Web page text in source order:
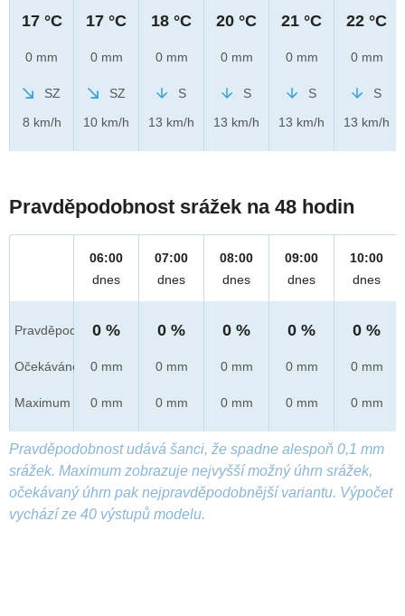
17 °C
0 mm
SZ
8 km/h
17 °C
0 mm
SZ
10 km/h
18 °C
0 mm
S
13 km/h
20 °C
0 mm
S
13 km/h
21 °C
0 mm
S
13 km/h
22 °C
0 mm
S
13 km/h
Pravděpodobnost srážek na 48 hodin
Pravděpod.
Očekáváno
Maximum
06:00
dnes
0 %
0 mm
0 mm
07:00
dnes
0 %
0 mm
0 mm
08:00
dnes
0 %
0 mm
0 mm
09:00
dnes
0 %
0 mm
0 mm
10:00
dnes
0 %
0 mm
0 mm
Pravděpodobnost udává šanci, že spadne alespoň 0,1 mm
srážek. Maximum zobrazuje nejvyšší možný úhrn srážek,
očekávaný úhrn pak nejpravděpodobnější variantu. Výpočet
vychází ze 40 výstupů modelu.